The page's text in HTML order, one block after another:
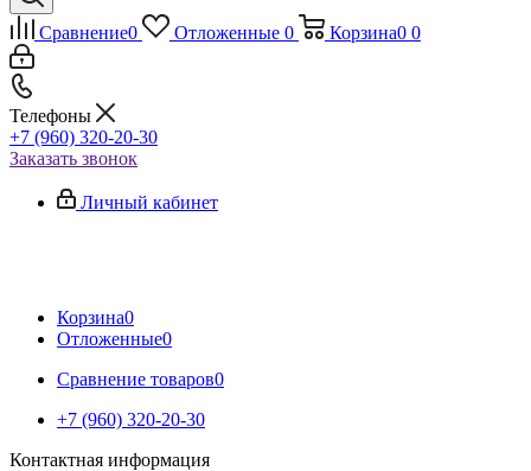
Сравнение0 Отложенные 0 Корзина0 0
Телефоны
+7 (960) 320-20-30
Заказать звонок
Личный кабинет
Корзина0
Отложенные0
Сравнение товаров0
+7 (960) 320-20-30
Контактная информация